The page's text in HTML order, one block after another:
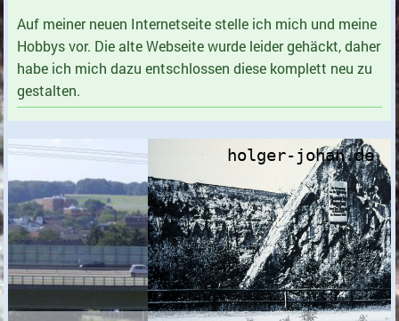
Auf meiner neuen Internetseite stelle ich mich und meine
Hobbys vor. Die alte Webseite wurde leider gehäckt, daher
habe ich mich dazu entschlossen diese komplett neu zu
gestalten.
holger-johan.de